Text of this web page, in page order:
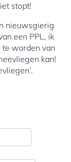
stopt!
nieuwsgierig
een PPL, ik
worden van
kan!